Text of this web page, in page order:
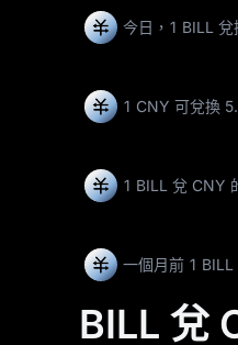
今日，1 BILL
1 CNY 可兌換
1 BILL 兌 CNY
一個月前 1
BILL 兌